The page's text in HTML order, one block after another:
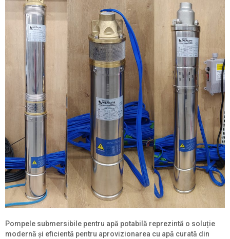
Pompele submersibile pentru apă potabilă reprezintă o soluție
modernă și eficientă pentru aprovizionarea cu apă curată din